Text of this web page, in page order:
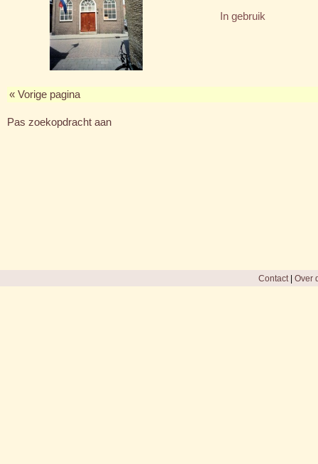
In gebruik
« Vorige pagina
Pas zoekopdracht aan
Contact| Over